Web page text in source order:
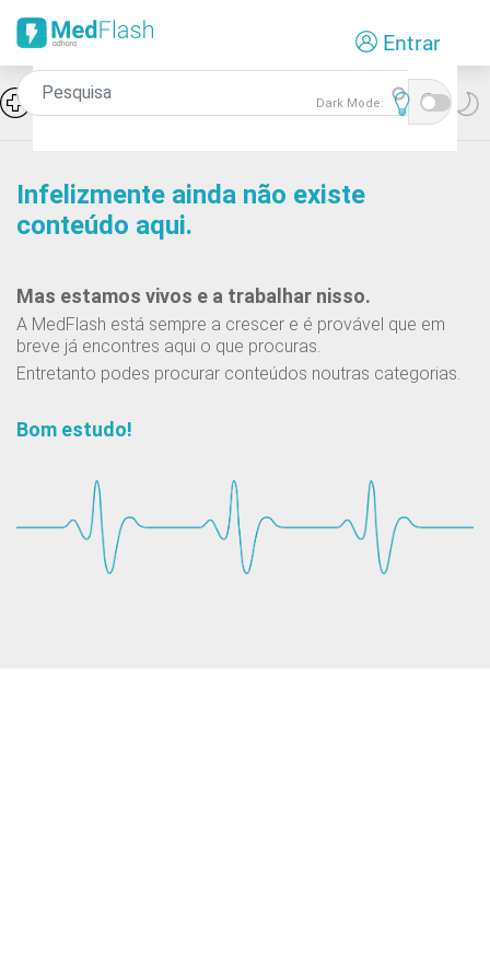
o
principal
Entrar
Icon Hiponatremia e SIADH Dark Mode:
Infelizmente ainda não existe
conteúdo aqui.
Mas estamos vivos e a trabalhar nisso.
A MedFlash está sempre a crescer e é provável que em
breve já encontres aqui o que procuras.
Entretanto podes procurar conteúdos noutras categorias.
Bom estudo!